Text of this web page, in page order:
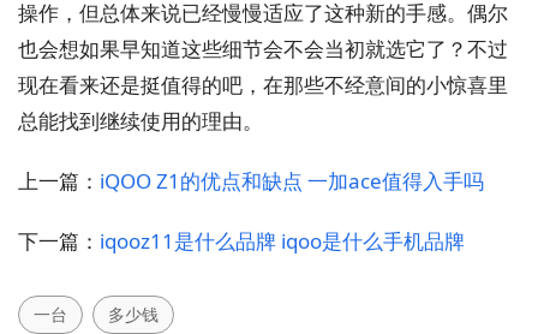
操作，但总体来说已经慢慢适应了这种新的手感。偶尔
也会想如果早知道这些细节会不会当初就选它了？不过
现在看来还是挺值得的吧，在那些不经意间的小惊喜里
总能找到继续使用的理由。
上一篇： iQOO Z1的优点和缺点 一加ace值得入手吗
下一篇： iqooz11是什么品牌 iqoo是什么手机品牌
一台 多少钱